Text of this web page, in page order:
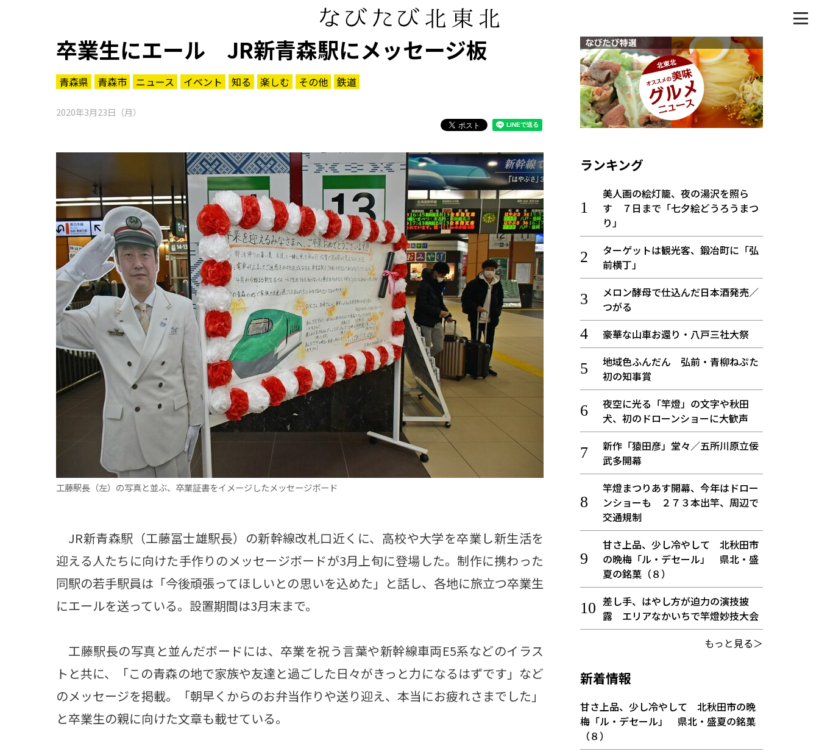
卒業生にエール JR新青森駅にメッセージ板
青森県 青森市 ニュース イベント 知る 楽しむ その他 鉄道
2020年3月23日（月）
工藤駅長（左）の写真と並ぶ、卒業証書をイメージしたメッセージボード
JR新青森駅（工藤冨士雄駅長）の新幹線改札口近くに、高校や大学を卒業し新生活を
迎える人たちに向けた手作りのメッセージボードが3月上旬に登場した。制作に携わった
同駅の若手駅員は「今後頑張ってほしいとの思いを込めた」と話し、各地に旅立つ卒業生
にエールを送っている。設置期間は3月末まで。
工藤駅長の写真と並んだボードには、卒業を祝う言葉や新幹線車両E5系などのイラス
トと共に、「この青森の地で家族や友達と過ごした日々がきっと力になるはずです」など
のメッセージを掲載。「朝早くからのお弁当作りや送り迎え、本当にお疲れさまでした」
と卒業生の親に向けた文章も載せている。
ランキング
美人画の絵灯籠、夜の湯沢を照ら
す ７日まで「七夕絵どうろうまつ
り」
ターゲットは観光客、鍛冶町に「弘
前横丁」
メロン酵母で仕込んだ日本酒発売／
つがる
豪華な山車お還り・八戸三社大祭
地域色ふんだん 弘前・青柳ねぷた
初の知事賞
夜空に光る「竿燈」の文字や秋田
犬、初のドローンショーに大歓声
新作「猿田彦」堂々／五所川原立佞
武多開幕
竿燈まつりあす開幕、今年はドロー
ンショーも ２７３本出竿、周辺で
交通規制
甘さ上品、少し冷やして 北秋田市
の晩梅「ル・デセール」 県北・盛
夏の銘菓（８）
差し手、はやし方が迫力の演技披
露 エリアなかいちで竿燈妙技大会
もっと見る＞
新着情報
甘さ上品、少し冷やして 北秋田市の晩
梅「ル・デセール」 県北・盛夏の銘菓
（８）
パワースポット
まつり・イベント
おみやげ・特産
道の駅・産直
アウトドア・レジャー
ご当地グルメ